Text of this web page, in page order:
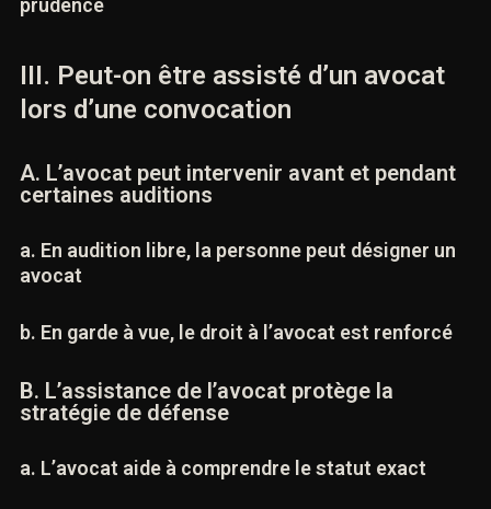
III. Peut-on être assisté d’un avocat
lors d’une convocation
A. L’avocat peut intervenir avant et
pendant certaines auditions
a. En audition libre, la personne peut désigner
un avocat
b. En garde à vue, le droit à l’avocat est renforcé
B. L’assistance de l’avocat protège la
stratégie de défense
a. L’avocat aide à comprendre le statut exact